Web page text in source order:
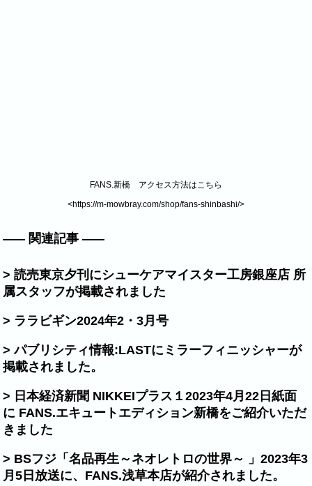
FANS.新橋 アクセス方法はこちら
<https://m-mowbray.com/shop/fans-shinbashi/>
関連記事
> 読売東京夕刊にシューケアマイスター工房銀座店 所
属スタッフが掲載されました
> ララビギン2024年2・3月号
> パブリシティ情報:LASTにミラーフィニッシャーが
掲載されました。
> 日本経済新聞 NIKKEIプラス１2023年4月22日紙面
に FANS.エキュートエディション新橋をご紹介いただ
きました
> BSフジ「名品再生～ネオレトロの世界～ 」2023年3
月5日放送に、FANS.浅草本店が紹介されました。